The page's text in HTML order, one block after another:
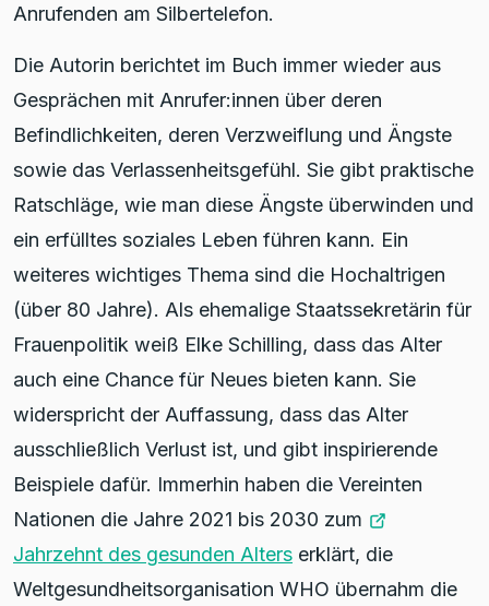
Anrufenden am Silbertelefon.
Die Autorin berichtet im Buch immer wieder aus
Gesprächen mit Anrufer:innen über deren
Befindlichkeiten, deren Verzweiflung und Ängste
sowie das Verlassenheitsgefühl. Sie gibt praktische
Ratschläge, wie man diese Ängste überwinden und
ein erfülltes soziales Leben führen kann. Ein
weiteres wichtiges Thema sind die Hochaltrigen
(über 80 Jahre). Als ehemalige Staatssekretärin für
Frauenpolitik weiß Elke Schilling, dass das Alter
auch eine Chance für Neues bieten kann. Sie
widerspricht der Auffassung, dass das Alter
ausschließlich Verlust ist, und gibt inspirierende
Beispiele dafür. Immerhin haben die Vereinten
Nationen die Jahre 2021 bis 2030 zum
Jahrzehnt des gesunden Alters erklärt, die
Weltgesundheitsorganisation WHO übernahm die